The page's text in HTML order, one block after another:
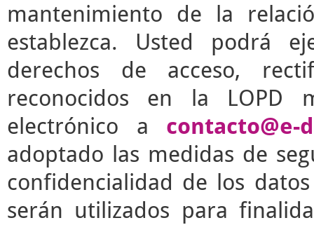
mantenimiento de la
establezca. Usted podrá
derechos de acceso,
reconocidos en la LOPD
electrónico a contacto@e-
adoptado las medidas de
confidencialidad de los
serán utilizados para